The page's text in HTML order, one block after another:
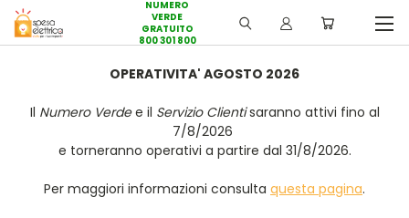
NUMERO
VERDE
GRATUITO
800 301 800
OPERATIVITA' AGOSTO 2026
Il Numero Verdee il Servizio Clientisaranno attivi fino al
7/8/2026
e torneranno operativi a partire dal 31/8/2026.
Per maggiori informazioni consulta questa pagina.